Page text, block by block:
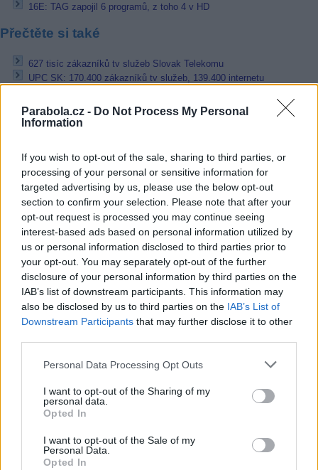
Parabola.cz - Do Not Process My Personal
Information
If you wish to opt-out of the sale, sharing to third parties, or
processing of your personal or sensitive information for
targeted advertising by us, please use the below opt-out
section to confirm your selection. Please note that after your
opt-out request is processed you may continue seeing
interest-based ads based on personal information utilized by
us or personal information disclosed to third parties prior to
your opt-out. You may separately opt-out of the further
disclosure of your personal information by third parties on the
IAB’s list of downstream participants. This information may
also be disclosed by us to third parties on the IAB’s List of
Downstream Participants that may further disclose it to other
Personal Data Processing Opt Outs
I want to opt-out of the Sharing of my
personal data.
Opted In
I want to opt-out of the Sale of my
Personal Data.
Opted In
16E: TAG zapojil 6 programů, z toho 4 v HD
Přečtěte si také
627 tisíc zákazníků tv služeb Slovak Telekomu
UPC SK: 170.400 zákazníků tv služeb, 139.400 internetu
Reklama
05.08.2026 - Zámečník / Mechanik (Praha - východ)
05.08.2026 -Měřící technik - elektro (Okres Prachatice)
05.08.2026 -Manažer/ka pro mezinárodní spolupráci (Suchdol, Praha)
05.08.2026 -Technik kontroly (Plzeň - sever)
05.08.2026 -Cyber Security Consultant (Nusle, Praha)
... další nabídky zaměstnání
Vybrané články
Kdy a kde bude Prima sport k